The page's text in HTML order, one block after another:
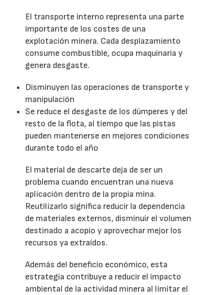
El transporte interno representa una parte
importante de los costes de una
explotación minera. Cada desplazamiento
consume combustible, ocupa maquinaria y
genera desgaste.
Disminuyen las operaciones de transporte y
manipulación
Se reduce el desgaste de los dúmperes y del
resto de la flota, al tiempo que las pistas
pueden mantenerse en mejores condiciones
durante todo el año
El material de descarte deja de ser un
problema cuando encuentran una nueva
aplicación dentro de la propia mina.
Reutilizarlo significa reducir la dependencia
de materiales externos, disminuir el volumen
destinado a acopio y aprovechar mejor los
recursos ya extraídos.
Además del beneficio económico, esta
estrategia contribuye a reducir el impacto
ambiental de la actividad minera al limitar el